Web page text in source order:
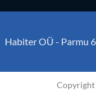
Habiter OÜ - Parmu